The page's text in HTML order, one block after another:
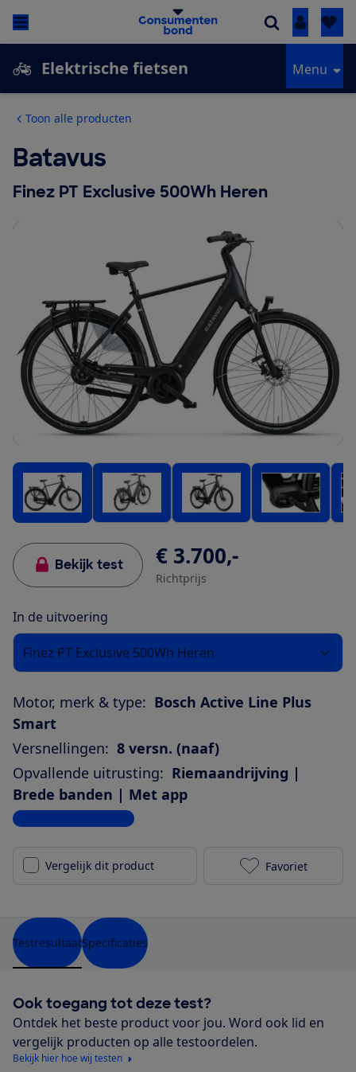
Inloggen
Elektrische fietsen Menu
Toon alle producten
Batavus
Finez PT Exclusive 500Wh Heren
Bekijk test € 3.700,-
Richtprijs
In de uitvoering
Finez PT Exclusive 500Wh Heren
Motor, merk & type: Bosch Active Line Plus
Smart
Versnellingen: 8 versn. (naaf)
Opvallende uitrusting: Riemaandrijving |
Brede banden | Met app
Bekijk alle specificaties
Vergelijk dit product Batavus
Favoriet
TestresultaatSpecificaties
Ook toegang tot deze test?
Ontdek het beste product voor jou. Word ook lid en
vergelijk producten op alle testoordelen.
Bekijk hier hoe wij testen